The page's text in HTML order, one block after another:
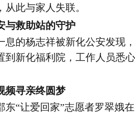
此与家人失联。
与救助站的守护
的杨志祥被新化公安发现
到新化福利院，工作人员悉
频寻亲终圆梦
“让爱回家”志愿者罗翠娥